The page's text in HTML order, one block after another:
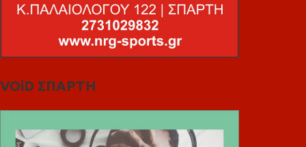
VOiD ΣΠΑΡΤΗ